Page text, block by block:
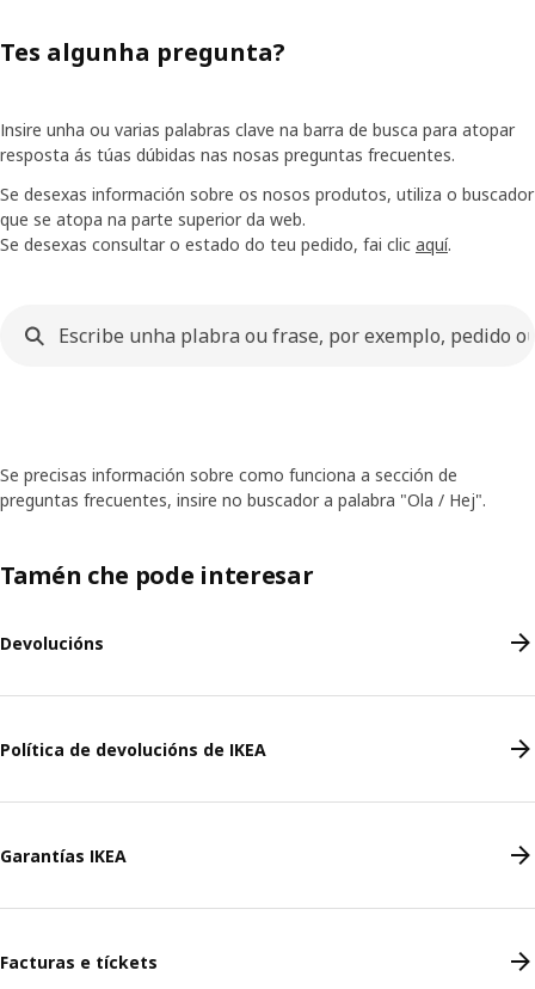
Tes algunha pregunta?
Insire unha ou varias palabras clave na barra de busca para atopar
resposta ás túas dúbidas nas nosas preguntas frecuentes.
Se desexas información sobre os nosos produtos, utiliza o buscador
que se atopa na parte superior da web.
Se desexas consultar o estado do teu pedido, fai clic aquí.
Se precisas información sobre como funciona a sección de
preguntas frecuentes, insire no buscador a palabra "Ola / Hej".
Tamén che pode interesar
Devolucións
Política de devolucións de IKEA
Garantías IKEA
Facturas e tíckets